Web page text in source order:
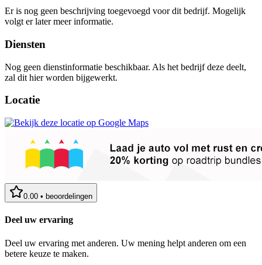
Er is nog geen beschrijving toegevoegd voor dit bedrijf. Mogelijk
volgt er later meer informatie.
Diensten
Nog geen dienstinformatie beschikbaar. Als het bedrijf deze deelt,
zal dit hier worden bijgewerkt.
Locatie
0.00 • beoordelingen
Deel uw ervaring
Deel uw ervaring met anderen. Uw mening helpt anderen om een
betere keuze te maken.